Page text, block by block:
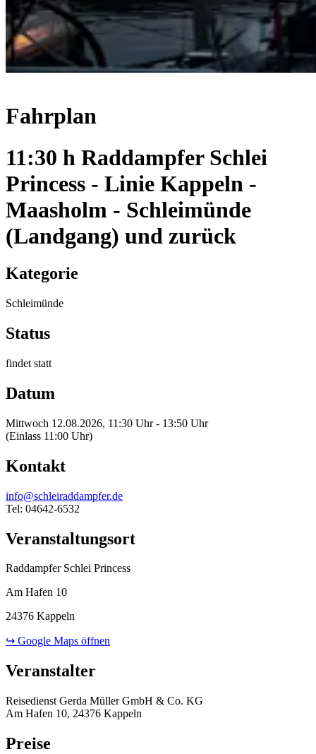
Fahrplan
11:30 h Raddampfer Schlei
Princess - Linie Kappeln -
Maasholm - Schleimünde
(Landgang) und zurück
Kategorie
Schleimünde
Status
findet statt
Datum
Mittwoch 12.08.2026, 11:30 Uhr - 13:50 Uhr
(Einlass 11:00 Uhr)
Kontakt
info@schleiraddampfer.de
Tel: 04642-6532
Veranstaltungsort
Raddampfer Schlei Princess
Am Hafen 10
24376 Kappeln
↪ Google Maps öffnen
Veranstalter
Reisedienst Gerda Müller GmbH & Co. KG
Am Hafen 10, 24376 Kappeln
Preise